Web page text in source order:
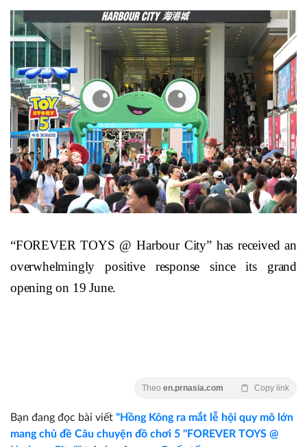
“FOREVER TOYS @ Harbour City” has received an
overwhelmingly positive response since its grand
opening on 19 June.
Theo en.prnasia.com Copy link
Bạn đang đọc bài viết "Hồng Kông ra mắt lễ hội quy mô lớn
mang chủ đề Câu chuyện đồ chơi 5 "FOREVER TOYS @